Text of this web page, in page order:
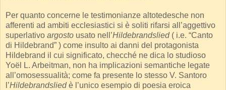
Per quanto concerne le testimonianze altotedesche non
afferenti ad ambiti ecclesiastici si è soliti rifarsi all’aggettivo
superlativo argosto usato nell’Hildebrandslied( i.e. “Canto
di Hildebrand” ) come insulto ai danni del protagonista
Hildebrand il cui significato, checché ne dica lo studioso
Yoël L. Arbeitman, non ha implicazioni semantiche legate
all’omosessualità; come fa presente lo stesso V. Santoro
l’Hildebrandsliedè l’unico esempio di poesia eroica